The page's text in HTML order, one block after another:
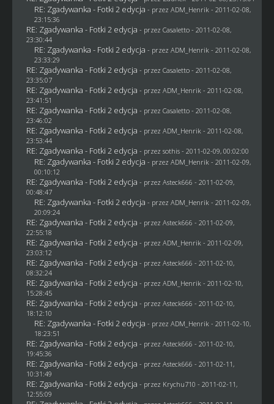
RE: Zgadywanka - Fotki 2 edycja - przez ADM_Henrik - 2011-02-08,
23:15:36
RE: Zgadywanka - Fotki 2 edycja - przez Casaletto- 2011-02-08,
23:30:44
RE: Zgadywanka - Fotki 2 edycja - przez ADM_Henrik - 2011-02-08,
23:33:29
RE: Zgadywanka - Fotki 2 edycja - przez Casaletto- 2011-02-08,
23:35:07
RE: Zgadywanka - Fotki 2 edycja - przez ADM_Henrik - 2011-02-08,
23:41:51
RE: Zgadywanka - Fotki 2 edycja - przez Casaletto- 2011-02-08,
23:46:02
RE: Zgadywanka - Fotki 2 edycja - przez ADM_Henrik - 2011-02-08,
23:53:44
RE: Zgadywanka - Fotki 2 edycja - przez sothis- 2011-02-09, 00:02:00
RE: Zgadywanka - Fotki 2 edycja - przez ADM_Henrik - 2011-02-09,
00:10:12
RE: Zgadywanka - Fotki 2 edycja - przez Asteck666 - 2011-02-09,
00:48:47
RE: Zgadywanka - Fotki 2 edycja - przez ADM_Henrik - 2011-02-09,
20:09:24
RE: Zgadywanka - Fotki 2 edycja - przez Asteck666 - 2011-02-09,
22:55:18
RE: Zgadywanka - Fotki 2 edycja - przez ADM_Henrik - 2011-02-09,
23:03:12
RE: Zgadywanka - Fotki 2 edycja - przez Asteck666 - 2011-02-10,
08:32:24
RE: Zgadywanka - Fotki 2 edycja - przez ADM_Henrik - 2011-02-10,
15:28:45
RE: Zgadywanka - Fotki 2 edycja - przez Asteck666 - 2011-02-10,
18:12:10
RE: Zgadywanka - Fotki 2 edycja - przez ADM_Henrik - 2011-02-10,
18:23:51
RE: Zgadywanka - Fotki 2 edycja - przez Asteck666 - 2011-02-10,
19:45:36
RE: Zgadywanka - Fotki 2 edycja - przez Asteck666 - 2011-02-11,
10:31:49
RE: Zgadywanka - Fotki 2 edycja - przez Krychu710 - 2011-02-11,
12:55:09